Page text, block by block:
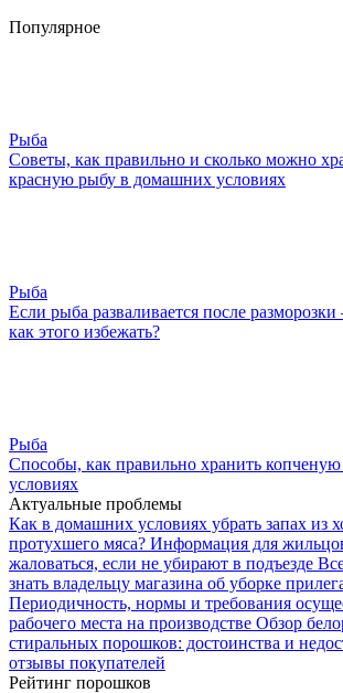
Популярное
Рыба
Советы, как правильно и сколько можно
красную рыбу в домашних условиях
Рыба
Если рыба разваливается после
как этого избежать?
Рыба
Способы, как правильно хранить
условиях
Актуальные проблемы
Как в домашних условиях убрать запах из
протухшего мяса? Информация для
жаловаться, если не убирают в подъезде
знать владельцу магазина об уборке
Периодичность, нормы и требования
рабочего места на производстве Обзор
стиральных порошков: достоинства и
отзывы покупателей
Рейтинг порошков